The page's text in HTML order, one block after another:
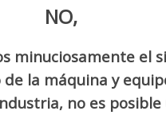
NO,
minuciosamente el
la máquina y
no es posible